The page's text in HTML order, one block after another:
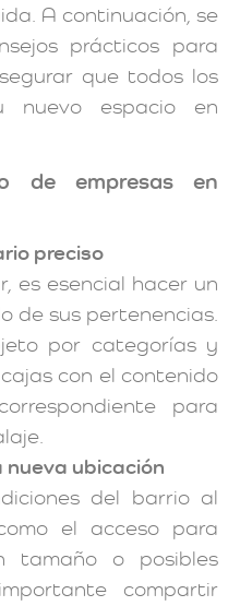
A continuación, se
prácticos para
que todos los
nuevo espacio en
de empresas en
preciso
es esencial hacer un
de sus pertenencias.
por categorías y
con el contenido
para
nueva ubicación
del barrio al
el acceso para
tamaño o posibles
compartir